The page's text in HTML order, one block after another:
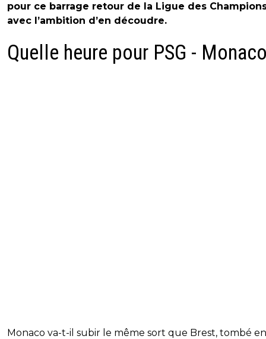
pour ce barrage retour de la Ligue des
avec l’ambition d’en découdre.
Quelle heure pour PSG -
Monaco va-t-il subir le même sort que Brest, tombé en